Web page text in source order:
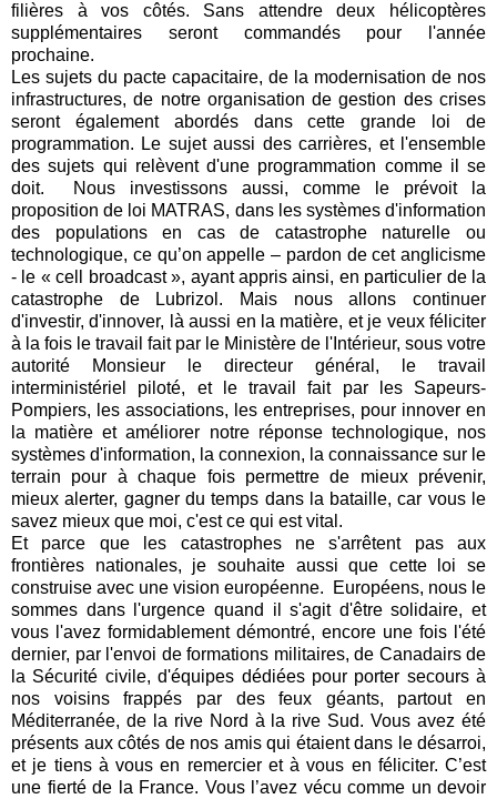
filières à vos côtés. Sans attendre deux hélicoptères
supplémentaires seront commandés pour l'année
prochaine.
Les sujets du pacte capacitaire, de la modernisation de nos
infrastructures, de notre organisation de gestion des crises
seront également abordés dans cette grande loi de
programmation. Le sujet aussi des carrières, et l'ensemble
des sujets qui relèvent d'une programmation comme il se
doit. Nous investissons aussi, comme le prévoit la
proposition de loi MATRAS, dans les systèmes d'information
des populations en cas de catastrophe naturelle ou
technologique, ce qu’on appelle – pardon de cet anglicisme
- le « cell broadcast », ayant appris ainsi, en particulier de la
catastrophe de Lubrizol. Mais nous allons continuer
d'investir, d'innover, là aussi en la matière, et je veux féliciter
à la fois le travail fait par le Ministère de l'Intérieur, sous votre
autorité Monsieur le directeur général, le travail
interministériel piloté, et le travail fait par les Sapeurs-
Pompiers, les associations, les entreprises, pour innover en
la matière et améliorer notre réponse technologique, nos
systèmes d'information, la connexion, la connaissance sur le
terrain pour à chaque fois permettre de mieux prévenir,
mieux alerter, gagner du temps dans la bataille, car vous le
savez mieux que moi, c'est ce qui est vital.
Et parce que les catastrophes ne s'arrêtent pas aux
frontières nationales, je souhaite aussi que cette loi se
construise avec une vision européenne. Européens, nous le
sommes dans l'urgence quand il s'agit d'être solidaire, et
vous l'avez formidablement démontré, encore une fois l'été
dernier, par l'envoi de formations militaires, de Canadairs de
la Sécurité civile, d'équipes dédiées pour porter secours à
nos voisins frappés par des feux géants, partout en
Méditerranée, de la rive Nord à la rive Sud. Vous avez été
présents aux côtés de nos amis qui étaient dans le désarroi,
et je tiens à vous en remercier et à vous en féliciter. C’est
une fierté de la France. Vous l’avez vécu comme un devoir